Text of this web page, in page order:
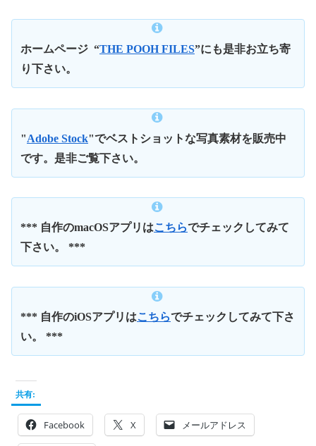
ホームページ “THE POOH FILES”にも是非お立ち寄
り下さい。
"Adobe Stock"でベストショットな写真素材を販売中
です。是非ご覧下さい。
*** 自作のmacOSアプリはこちらでチェックしてみて
下さい。 ***
*** 自作のiOSアプリはこちらでチェックしてみて下さ
い。 ***
共有:
Facebook X メールアドレス